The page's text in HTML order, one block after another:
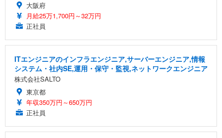
大阪府
月給25万1,700円～32万円
正社員
ITエンジニアのインフラエンジニア,サーバーエンジニア,情報
システム・社内SE,運用・保守・監視,ネットワークエンジニア
株式会社SALTO
東京都
年収350万円～650万円
正社員